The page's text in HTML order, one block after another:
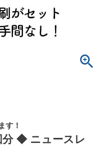
す！
分 ◆ ニュースレ